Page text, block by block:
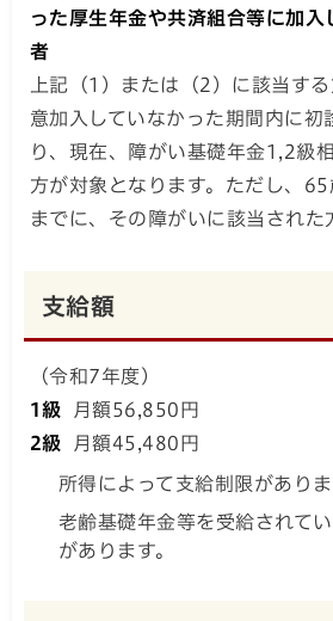
った厚生年金や共済組合等に加入
者
上記（1）または（2）に該当す
意加入していなかった期間内に初
り、現在、障がい基礎年金1,2級
方が対象となります。ただし、
までに、その障がいに該当された
支給額
（令和7年度）
1級 月額56,850円
2級 月額45,480円
所得によって支給制限がありま
老齢基礎年金等を受給されて
があります。